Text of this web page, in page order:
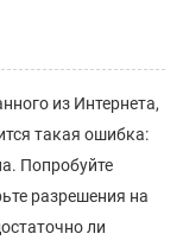
из Интернета,
такая ошибка:
Попробуйте
разрешения на
ли